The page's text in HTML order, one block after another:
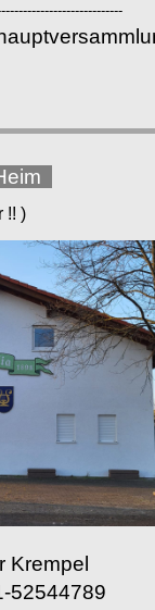
!! )
52544789